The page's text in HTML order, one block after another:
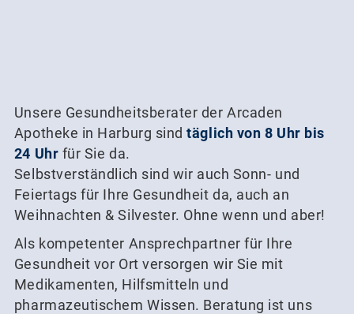
Unsere Gesundheitsberater der Arcaden
Apotheke in Harburg sindtäglich von 8 Uhr bis
24 Uhr für Sie da.
Selbstverständlich sind wir auch Sonn- und
Feiertags für Ihre Gesundheit da, auch an
Weihnachten & Silvester. Ohne wenn und aber!
Als kompetenter Ansprechpartner für Ihre
Gesundheit vor Ort versorgen wir Sie mit
Medikamenten, Hilfsmitteln und
pharmazeutischem Wissen. Beratung ist uns